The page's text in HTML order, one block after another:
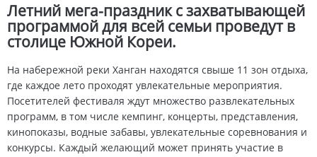
Летний мега-праздник с захватывающей
программой для всей семьи проведут в
столице Южной Кореи.
На набережной реки Ханган находятся свыше 11 зон отдыха,
где каждое лето проходят увлекательные мероприятия.
Посетителей фестиваля ждут множество развлекательных
программ, в том числе кемпинг, концерты, представления,
кинопоказы, водные забавы, увлекательные соревнования и
конкурсы. Каждый желающий может принять участие в